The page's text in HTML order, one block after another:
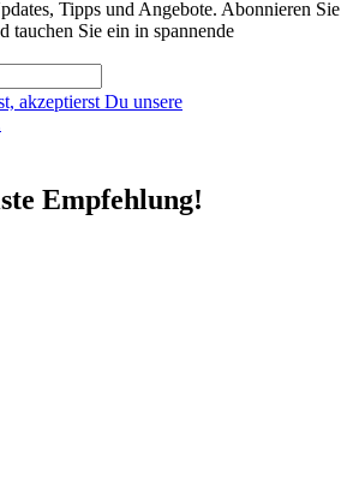
Tipps und Angebote. Abonnieren Sie
tauchen Sie ein in spannende
akzeptierst Du unsere
Empfehlung!